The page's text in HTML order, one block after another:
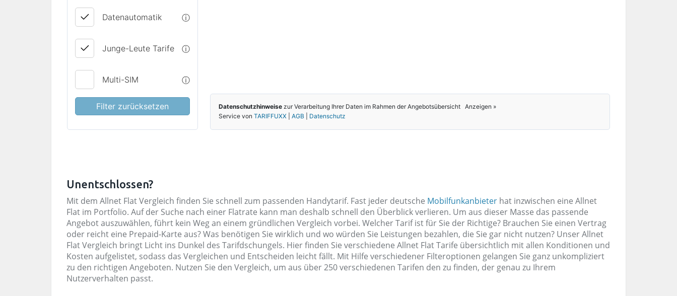
Unentschlossen?
Mit dem Allnet Flat Vergleich finden Sie schnell zum passenden Handytarif. Fast jeder deutsche Mobilfunkanbieter hat inzwischen eine Allnet
Flat im Portfolio. Auf der Suche nach einer Flatrate kann man deshalb schnell den Überblick verlieren. Um aus dieser Masse das passende
Angebot auszuwählen, führt kein Weg an einem gründlichen Vergleich vorbei. Welcher Tarif ist für Sie der Richtige? Brauchen Sie einen Vertrag
oder reicht eine Prepaid-Karte aus? Was benötigen Sie wirklich und wo würden Sie Leistungen bezahlen, die Sie gar nicht nutzen? Unser Allnet
Flat Vergleich bringt Licht ins Dunkel des Tarifdschungels. Hier finden Sie verschiedene Allnet Flat Tarife übersichtlich mit allen Konditionen und
Kosten aufgelistet, sodass das Vergleichen und Entscheiden leicht fällt. Mit Hilfe verschiedener Filteroptionen gelangen Sie ganz unkompliziert
zu den richtigen Angeboten. Nutzen Sie den Vergleich, um aus über 250 verschiedenen Tarifen den zu finden, der genau zu Ihrem
Nutzerverhalten passt.